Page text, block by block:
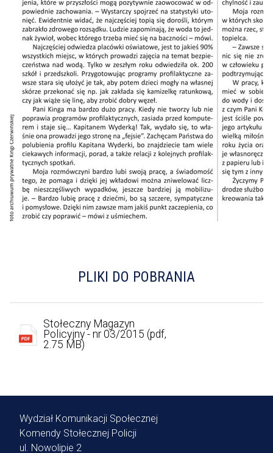
PLIKI DO POBRANIA
Stołeczny Magazyn
Policyjny - nr 03/2015 (pdf,
2.75 MB)
Wydział Komunikacji Społecznej
Komendy Stołecznej Policji
ul. Nowolipie 2